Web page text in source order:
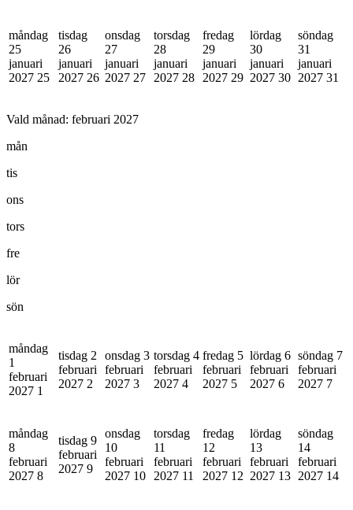
måndag
25
januari
2027 25
tisdag
26
januari
2027 26
onsdag
27
januari
2027 27
torsdag
28
januari
2027 28
fredag
29
januari
2027 29
lördag
30
januari
2027 30
söndag
31
januari
2027 31
Vald månad: februari 2027
mån
tis
ons
tors
fre
lör
sön
måndag
1
februari
2027 1
tisdag 2
februari
2027 2
onsdag 3
februari
2027 3
torsdag 4
februari
2027 4
fredag 5
februari
2027 5
lördag 6
februari
2027 6
söndag 7
februari
2027 7
måndag
8
februari
2027 8
tisdag 9
februari
2027 9
onsdag
10
februari
2027 10
torsdag
11
februari
2027 11
fredag
12
februari
2027 12
lördag
13
februari
2027 13
söndag
14
februari
2027 14